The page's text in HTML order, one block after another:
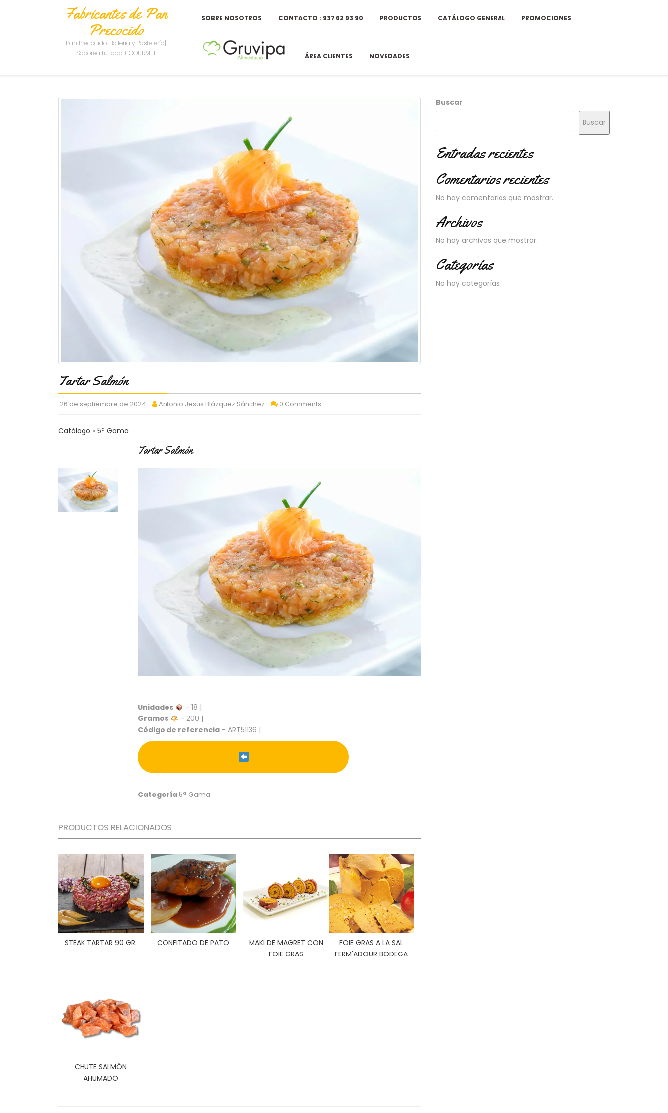
Fabricantes de Pan
Precocido
Pan Precocido, Bollería y Pastelería|
Saborea tu lado + GOURMET
SOBRE NOSOTROS CONTACTO : 937 62 93 90 PRODUCTOS CATÁLOGO GENERAL PROMOCIONES
ÁREA CLIENTES NOVEDADES
Tartar Salmón
26 de septiembre de 2024 Antonio Jesus Blázquez Sánchez 0 Comments
Catálogo 5ª Gama
Tartar Salmón
Unidades
- 18 |
Gramos
- 200 |
Código de referencia - ART51136 |
Categoría5ª Gama
PRODUCTOS RELACIONADOS
STEAK TARTAR 90 GR. CONFITADO DE PATO
MAKI DE MAGRET CON
FOIE GRAS
FOIE GRAS A LA SAL
FERM'ADOUR BODEGA
CHUTE SALMÓN
AHUMADO
Buscar
Buscar
Entradas recientes
Comentarios recientes
No hay comentarios que mostrar.
Archivos
No hay archivos que mostrar.
Categorías
No hay categorías